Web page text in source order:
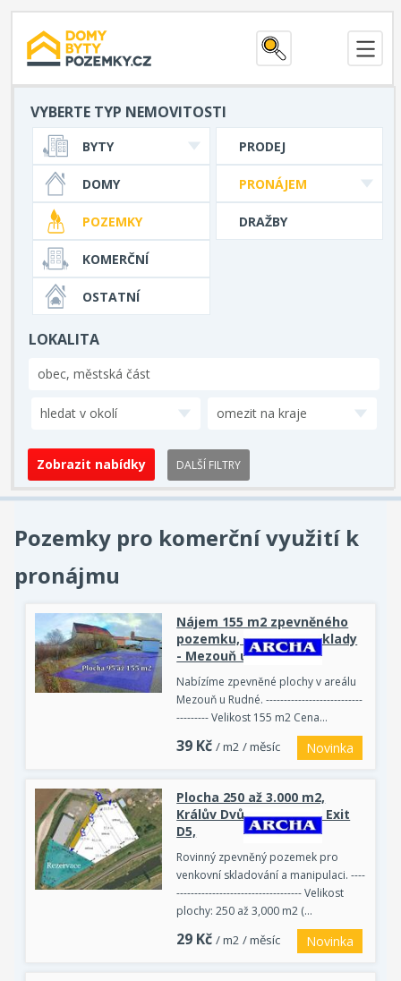
VYBERTE TYP NEMOVITOSTI
PRODEJ
PRONÁJEM
DRAŽBY
BYTY
DOMY
POZEMKY
KOMERČNÍ
OSTATNÍ
LOKALITA
hledat v okolí omezit na kraje
DALŠÍ FILTRY
Pozemky pro komerční využití k
pronájmu
Nájem 155 m2 zpevněného
pozemku, parkování, sklady
- Mezouň u Rudné
Nabízíme zpevněné plochy v areálu
Mezouň u Rudné. ---------------------------
--------- Velikost 155 m2 Cena…
39 Kč / m2 / měsíc Novinka
Plocha 250 až 3.000 m2,
Králův Dvůr u Berouna, Exit
D5,
Rovinný zpevněný pozemek pro
venkovní skladování a manipulaci. ----
----------------------------------- Velikost
plochy: 250 až 3,000 m2 (…
29 Kč / m2 / měsíc Novinka